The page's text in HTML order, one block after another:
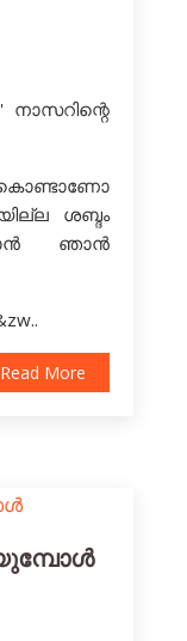
ശബ്ദം
ഞാന്‍
Read More